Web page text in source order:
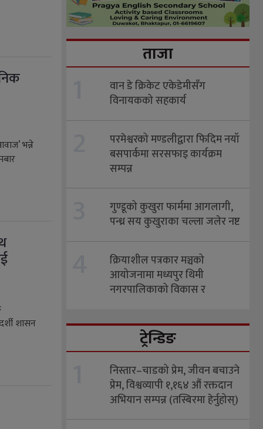
भन्ने
शासन
ताजा
वान डे क्रिकेट एकेडेमीसँग
विनायकको सहकार्य
परमेश्वरको मण्डलीद्वारा फिदिम नयाँ
बसपार्कमा सरसफाइ कार्यक्रम
सम्पन्न
गुण्डूको कुखुरा फार्ममा आगलागी,
पन्ध्र सय कुखुराका चल्ला जलेर नष्ट
क्रियाशील पत्रकार मञ्चको
आयोजनामा मध्यपुर थिमी
नगरपालिकाको विकास र
ट्रेन्डिङ
निस्तार–चाडको प्रेम, जीवन बचाउने
प्रेम, विश्वव्यापी १,१६४ औं रक्तदान
अभियान सम्पन्न (तस्बिरमा हेर्नुहोस्)